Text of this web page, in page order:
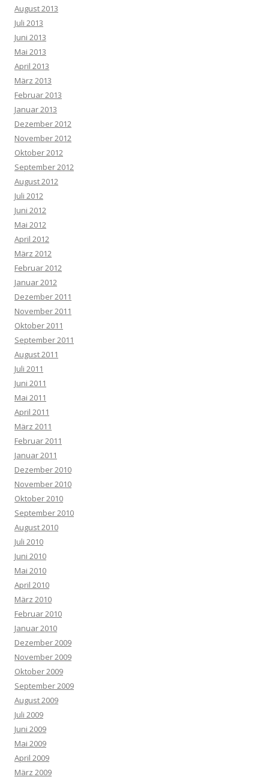
August 2013
Juli 2013
Juni 2013
Mai 2013
April 2013
März 2013
Februar 2013
Januar 2013
Dezember 2012
November 2012
Oktober 2012
September 2012
August 2012
Juli 2012
Juni 2012
Mai 2012
April 2012
März 2012
Februar 2012
Januar 2012
Dezember 2011
November 2011
Oktober 2011
September 2011
August 2011
Juli 2011
Juni 2011
Mai 2011
April 2011
März 2011
Februar 2011
Januar 2011
Dezember 2010
November 2010
Oktober 2010
September 2010
August 2010
Juli 2010
Juni 2010
Mai 2010
April 2010
März 2010
Februar 2010
Januar 2010
Dezember 2009
November 2009
Oktober 2009
September 2009
August 2009
Juli 2009
Juni 2009
Mai 2009
April 2009
März 2009